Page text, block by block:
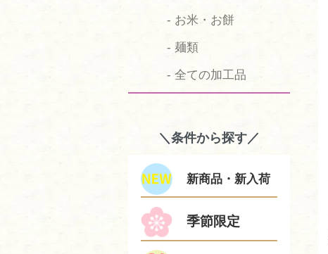
- お米・お餅
- 麺類
- 全ての加工品
＼条件から探す／
新商品・新入荷
季節限定